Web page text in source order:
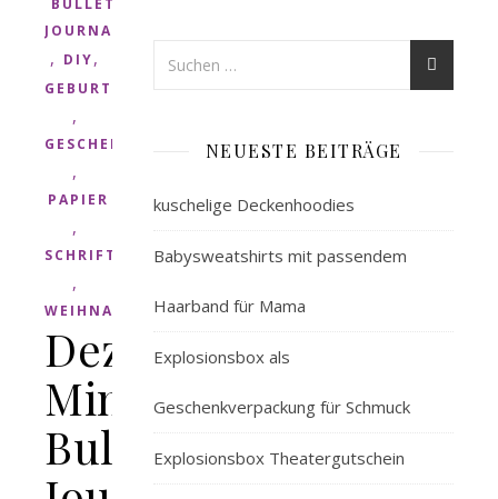
BULLET
JOURNAL
, DIY,
GEBURTSTAG
,
GESCHENK
,
PAPIER
,
SCHRIFT
,
WEIHNACHTEN
Dezember
Mini
Bullet
NEUESTE BEITRÄGE
kuschelige Deckenhoodies
Babysweatshirts mit passendem
Haarband für Mama
Explosionsbox als
Geschenkverpackung für Schmuck
Explosionsbox Theatergutschein